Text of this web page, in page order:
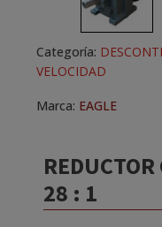
28 : 1
Categoría:
VELOCIDAD
Marca: EAGLE